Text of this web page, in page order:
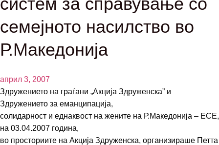
семејното насилство во
Р.Македонија
април 3, 2007
Здружението на граѓани „Акција Здруженска” и
Здружението за еманципација,
солидарност и еднаквост на жените на Р.Македонија – ЕСЕ,
на 03.04.2007 година,
во просториите на Акција Здруженска, организираше Петта